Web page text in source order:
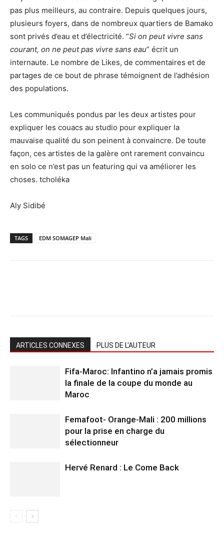
pas plus meilleurs, au contraire. Depuis quelques jours,
plusieurs foyers, dans de nombreux quartiers de Bamako
sont privés d’eau et d’électricité. “Si on peut vivre sans
courant, on ne peut pas vivre sans eau” écrit un
internaute. Le nombre de Likes, de commentaires et de
partages de ce bout de phrase témoignent de l’adhésion
des populations.
Les communiqués pondus par les deux artistes pour
expliquer les couacs au studio pour expliquer la
mauvaise qualité du son peinent à convaincre. De toute
façon, ces artistes de la galère ont rarement convaincu
en solo ce n’est pas un featuring qui va améliorer les
choses. tcholéka
Aly Sidibé
TAGS EDM SOMAGEP Mali
ARTICLES CONNEXES PLUS DE L'AUTEUR
Fifa-Maroc: Infantino n’a jamais promis
la finale de la coupe du monde au
Maroc
Femafoot- Orange-Mali : 200 millions
pour la prise en charge du
sélectionneur
Hervé Renard : Le Come Back